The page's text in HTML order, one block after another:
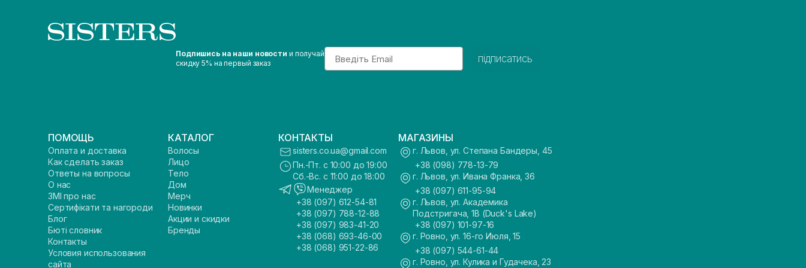
Подпишись на наши новости и получай
скидку 5% на первый заказ
Email
підписатись
ПОМОЩЬ
Оплата и доставка
Как сделать заказ
Ответы на вопросы
О нас
ЗМІ про нас
Сертифікати та нагороди
Блог
Бюті словник
Контакты
Условия использования
сайта
КАТАЛОГ
Волосы
Лицо
Тело
Дом
Мерч
Новинки
Акции и скидки
Бренды
КОНТАКТЫ
sisters.co.ua@gmail.com
Пн.-Пт. с 10:00 до 19:00
Сб.-Вс. с 11:00 до 18:00
Менеджер
+38 (097) 612-54-81
+38 (097) 788-12-88
+38 (097) 983-41-20
+38 (068) 693-46-00
+38 (068) 951-22-86
МАГАЗИНЫ
г. Львов, ул. Степана Бандеры, 45
+38 (098) 778-13-79
г. Львов, ул. Ивана Франка, 36
+38 (097) 611-95-94
г. Львов, ул. Академика
Подстригача, 1В (Duck's Lake)
+38 (097) 101-97-16
г. Ровно, ул. 16-го Июля, 15
+38 (097) 544-61-44
г. Ровно, ул. Кулика и Гудачека, 23